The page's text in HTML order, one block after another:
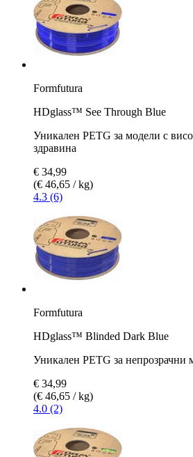
Formfutura
HDglass™ See Through Blue
Уникален PETG за модели с
здравина
€ 34,99
(€ 46,65 / kg)
4.3 (6)
Formfutura
HDglass™ Blinded Dark Blue
Уникален PETG за непрозрачни
€ 34,99
(€ 46,65 / kg)
4.0 (2)